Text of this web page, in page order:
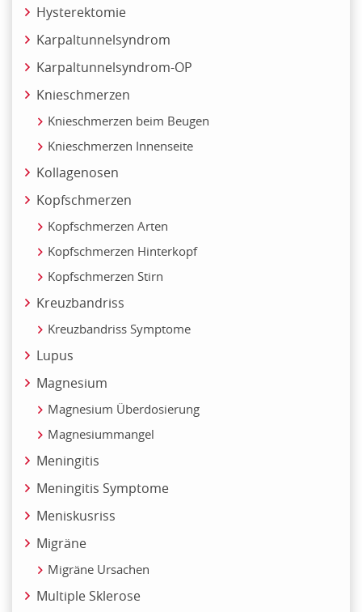
Hysterektomie
Karpaltunnelsyndrom
Karpaltunnelsyndrom-OP
Knieschmerzen
Knieschmerzen beim Beugen
Knieschmerzen Innenseite
Kollagenosen
Kopfschmerzen
Kopfschmerzen Arten
Kopfschmerzen Hinterkopf
Kopfschmerzen Stirn
Kreuzbandriss
Kreuzbandriss Symptome
Lupus
Magnesium
Magnesium Überdosierung
Magnesiummangel
Meningitis
Meningitis Symptome
Meniskusriss
Migräne
Migräne Ursachen
Multiple Sklerose